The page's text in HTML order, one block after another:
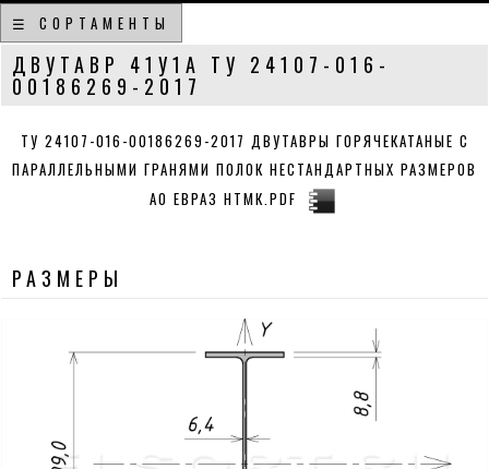
☰ СОРТАМЕНТЫ
ДВУТАВР 41У1А ТУ 24107-016-
00186269-2017
ТУ 24107-016-00186269-2017 ДВУТАВРЫ ГОРЯЧЕКАТАНЫЕ С
ПАРАЛЛЕЛЬНЫМИ ГРАНЯМИ ПОЛОК НЕСТАНДАРТНЫХ РАЗМЕРОВ
АО ЕВРАЗ НТМК.PDF
РАЗМЕРЫ